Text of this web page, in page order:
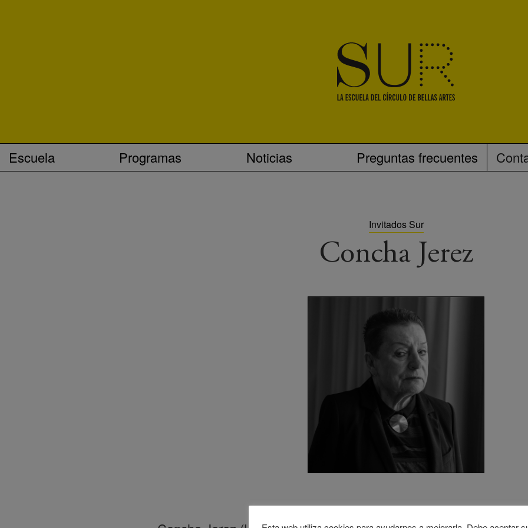
Escuela Programas Noticias Preguntas frecuentes
Invitados Sur
Concha Jerez